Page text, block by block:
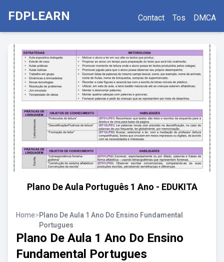
FDPLEARN Contact Tos DMCA
Plano De Aula Português 1 Ano - EDUKITA
Home>Plano De Aula 1 Ano Do Ensino Fundamental
Portugues
Plano De Aula 1 Ano Do Ensino
Fundamental Portugues